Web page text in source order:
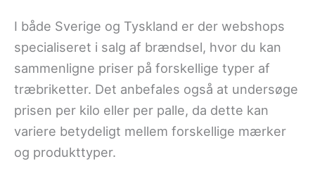
I både Sverige og Tyskland er der webshops
specialiseret i salg af brændsel, hvor du kan
sammenligne priser på forskellige typer af
træbriketter. Det anbefales også at undersøge
prisen per kilo eller per palle, da dette kan
variere betydeligt mellem forskellige mærker
og produkttyper.